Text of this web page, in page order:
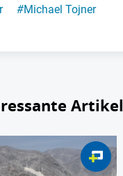
#Michael Tojner
Artikel